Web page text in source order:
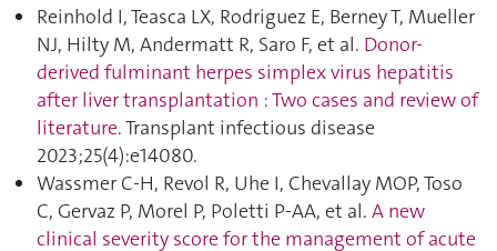
Reinhold I, Teasca LX, Rodriguez E, Berney T, Mueller
NJ, Hilty M, Andermatt R, Saro F, et al. Donor-
derived fulminant herpes simplex virus hepatitis
after liver transplantation : Two cases and review of
literature. Transplant infectious disease
2023;25(4):e14080.
Wassmer C-H, Revol R, Uhe I, Chevallay MOP, Toso
C, Gervaz P, Morel P, Poletti P-AA, et al. A new
clinical severity score for the management of acute